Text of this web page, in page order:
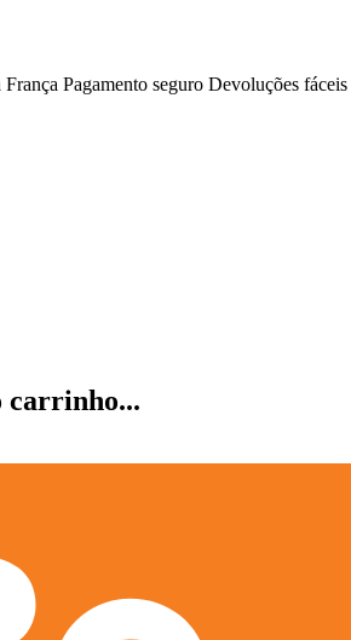
França Pagamento seguro Devoluções fáceis
carrinho...